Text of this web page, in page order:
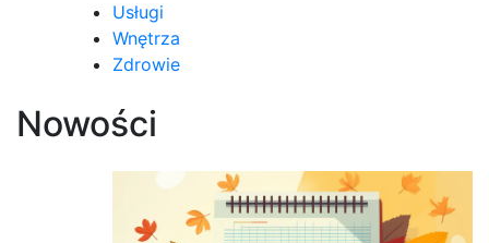
Usługi
Wnętrza
Zdrowie
Nowości